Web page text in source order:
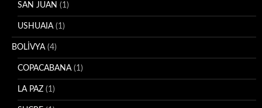
SAN JUAN (1)
USHUAIA (1)
BOLİVYA (4)
COPACABANA (1)
LA PAZ (1)